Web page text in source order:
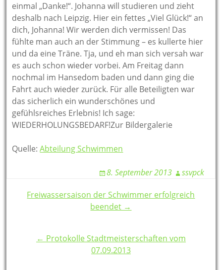
einmal „Danke!“. Johanna will studieren und zieht
deshalb nach Leipzig. Hier ein fettes „Viel Glück!“ an
dich, Johanna! Wir werden dich vermissen! Das
fühlte man auch an der Stimmung – es kullerte hier
und da eine Träne. Tja, und eh man sich versah war
es auch schon wieder vorbei. Am Freitag dann
nochmal im Hansedom baden und dann ging die
Fahrt auch wieder zurück. Für alle Beteiligten war
das sicherlich ein wunderschönes und
gefühlsreiches Erlebnis! Ich sage:
WIEDERHOLUNGSBEDARF!Zur Bildergalerie
Quelle:Abteilung Schwimmen
8. September 2013 ssvpck
PostFreiwassersaison der Schwimmer erfolgreich
beendet →
← Protokolle Stadtmeisterschaften vom
07.09.2013